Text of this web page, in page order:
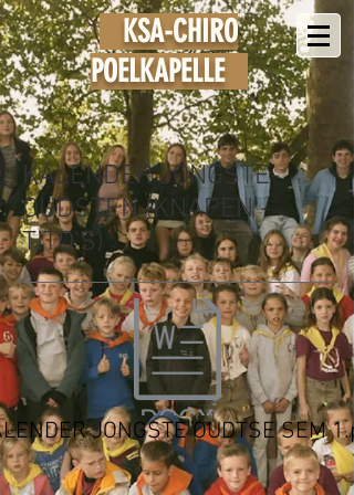
KSA-CHIRO
POELKAPELLE
KALENDER JONGSTE-
OUDSTEN (KNAPEN -
TITO'S)
JONGSTE OUDTSE SEM